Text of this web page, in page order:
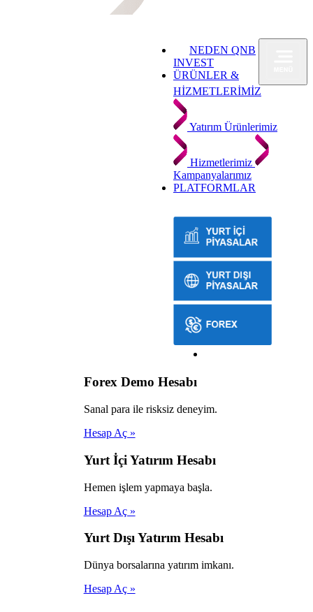
NEDEN QNB
INVEST
ÜRÜNLER &
HİZMETLERİMİZ
Yatırım Ürünlerimiz
Hizmetlerimiz
Kampanyalarımız
PLATFORMLAR
Forex Demo Hesabı
Sanal para ile risksiz deneyim.
Hesap Aç »
Yurt İçi Yatırım Hesabı
Hemen işlem yapmaya başla.
Hesap Aç »
Yurt Dışı Yatırım Hesabı
Dünya borsalarına yatırım imkanı.
Hesap Aç »